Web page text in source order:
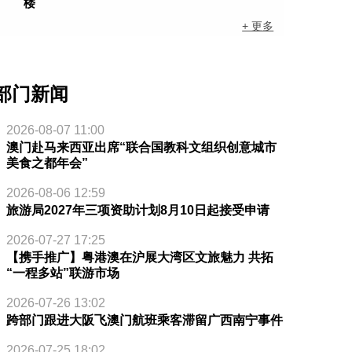
+ 更多
门新闻
2026-08-07 11:00
澳门赴马来西亚出席“联合国教科文组织创意城市
美食之都年会”
2026-08-06 12:59
旅游局2027年三项资助计划8月10日起接受申请
2026-07-27 17:25
【携手推广】粤港澳在沪展大湾区文旅魅力 共拓
“一程多站”联游市场
2026-07-26 13:02
跨部门跟进大阪飞澳门航班乘客滞留广西南宁事件